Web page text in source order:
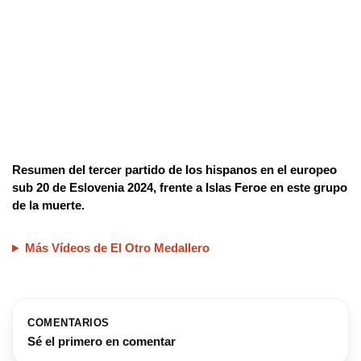
Resumen del tercer partido de los hispanos en el europeo
sub 20 de Eslovenia 2024, frente a Islas Feroe en este grupo
de la muerte.
Más Vídeos de El Otro Medallero
COMENTARIOS
Sé el primero en comentar